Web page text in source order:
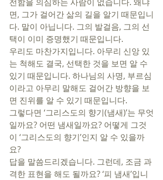
면, 그가 걸어간 삶의 길을 알기 때문입니
다. 말이 아닙니다. 그의 발걸음, 그의 선
택이 이미 증명했기 때문입니다.
우리도 마찬가지입니다. 아무리 신앙 있
는 척해도 결국, 선택한 것을 보면 알 수
있기 때문입니다. 하나님의 사명, 부르심
이라고 아무리 말해도 걸어간 방향을 보
면 진위를 알 수 있기 때문입니다.
그렇다면 ‘그리스도의 향기(냄새)’는 무엇
일까요? 어떤 냄새일까요? 어떻게 그것
이 ‘그리스도의 향기’인지 알 수 있을까
요?
답을 말씀드리겠습니다. 그런데, 조금 과
격한 표현을 해도 될까요? ‘피 냄새’입니